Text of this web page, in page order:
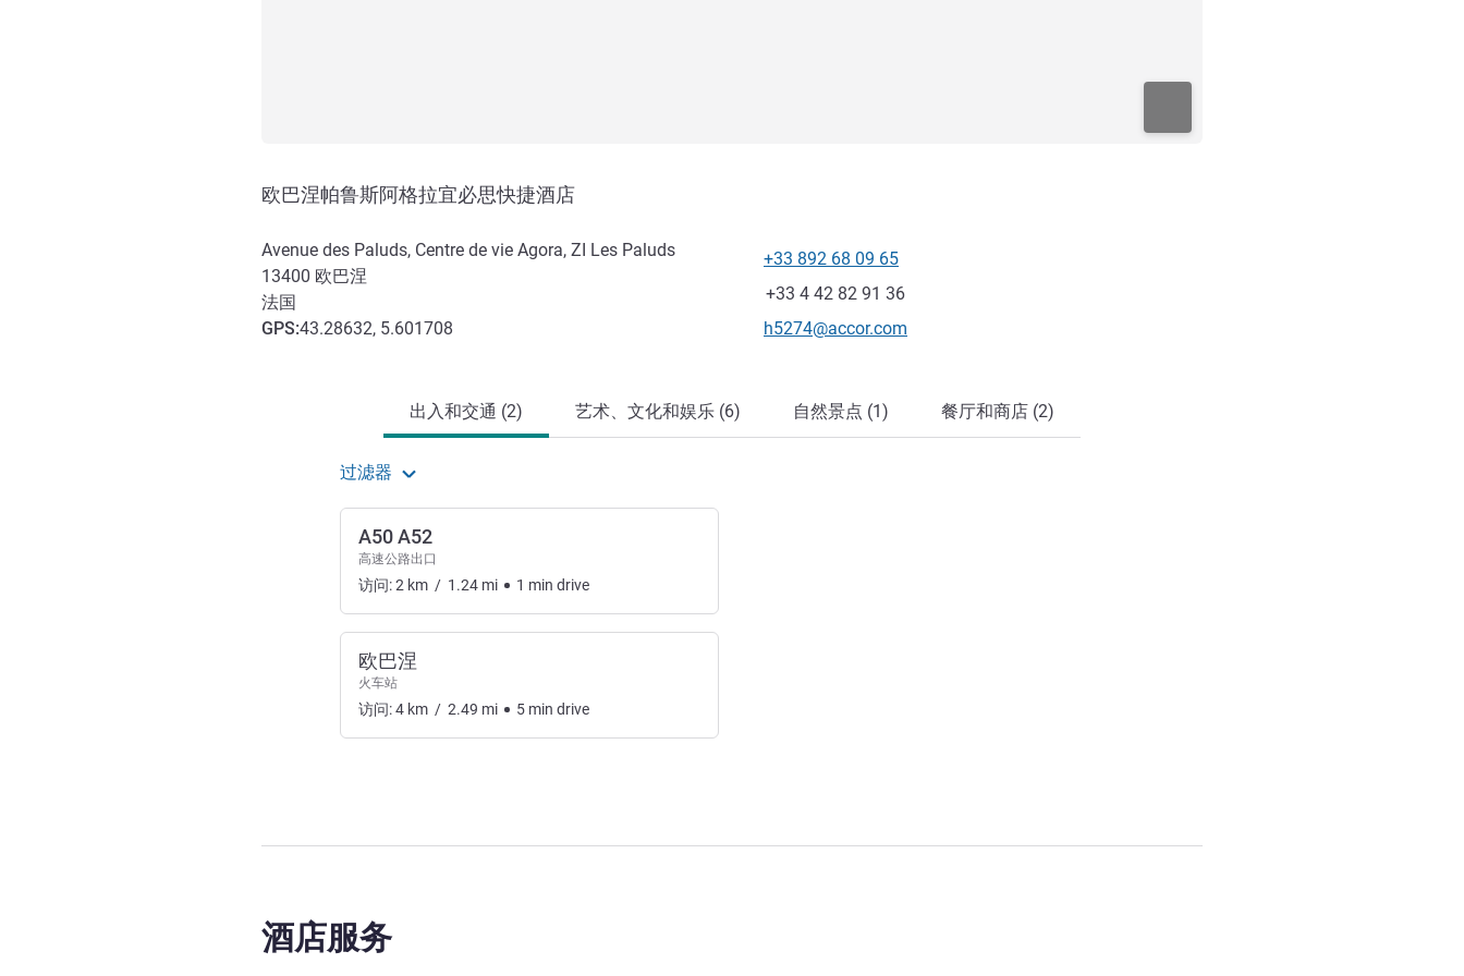
欧巴涅帕鲁斯阿格拉宜必思快捷酒店
Avenue des Paluds, Centre de vie Agora, ZI Les Paluds
13400 欧巴涅
法国
GPS:43.28632, 5.601708
电话
+33 892 68 09 65
传真
+33 4 42 82 91 36
联系电子邮件
h5274@accor.com
出入和交通 (2) 艺术、文化和娱乐 (6) 自然景点 (1) 餐厅和商店 (2)
过滤器
A50 A52
高速公路出口
访问:2 km / 1.24 mi 1 min drive
欧巴涅
火车站
访问:4 km / 2.49 mi 5 min drive
酒店服务